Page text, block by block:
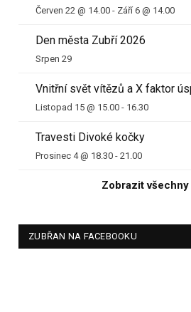
Červen 22 @ 14.00 - Září 6 @ 14.00
Den města Zubří 2026
Srpen 29
Vnitřní svět vítězů a X faktor
Listopad 15 @ 15.00 - 16.30
Travesti Divoké kočky
Prosinec 4 @ 18.30 - 21.00
Zobrazit
ZUBŘAN NA FACEBOOKU